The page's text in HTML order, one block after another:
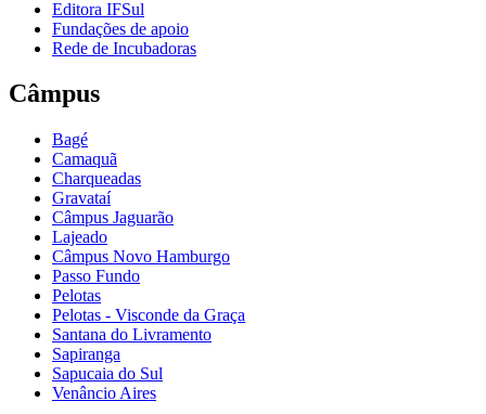
Editora IFSul
Fundações de apoio
Rede de Incubadoras
Câmpus
Bagé
Camaquã
Charqueadas
Gravataí
Câmpus Jaguarão
Lajeado
Câmpus Novo Hamburgo
Passo Fundo
Pelotas
Pelotas - Visconde da Graça
Santana do Livramento
Sapiranga
Sapucaia do Sul
Venâncio Aires